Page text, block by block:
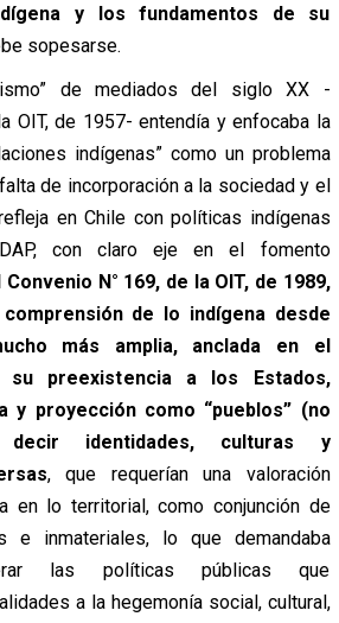
y los fundamentos de su
sopesarse.
de mediados del siglo XX -
OIT, de 1957- entendía y enfocaba la
indígenas” como un problema
de incorporación a la sociedad y el
en Chile con políticas indígenas
con claro eje en el fomento
N° 169, de la OIT, de 1989,
de lo indígena desde
más amplia, anclada en el
su preexistencia a los Estados,
y proyección como “pueblos” (no
decir identidades, culturas y
, que requerían una valoración
en lo territorial, como conjunción de
e inmateriales, lo que demandaba
las políticas públicas que
a la hegemonía social, cultural,